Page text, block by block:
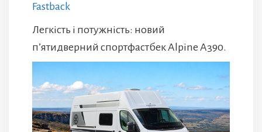
Fastback
Легкість і потужність: новий
п’ятидверний спортфастбек Alpine A390.